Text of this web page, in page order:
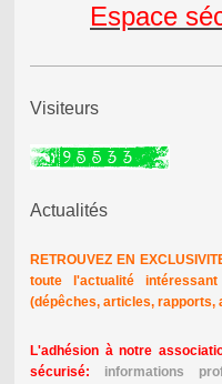
Espace
Visiteurs
Actualités
RETROUVEZ EN
toute l'actualité
(dépêches, articles, rapports,
L'adhésion à notre
sécurisé: informations